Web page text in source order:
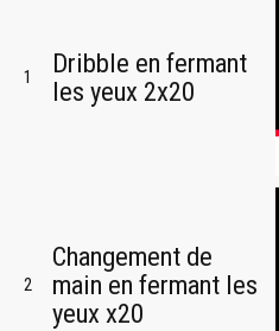
1
Dribble en fermant
les yeux 2x20
2
Changement de
main en fermant les
yeux x20